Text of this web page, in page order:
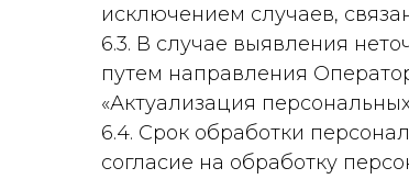
исключением случаев,
6.3. В случае выявления
путем направления
«Актуализация
6.4. Срок обработки
согласие на обработку